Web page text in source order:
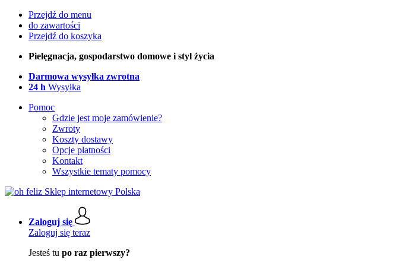
Przejdź do menu
do zawartości
Przejdź do koszyka
Pielęgnacja, gospodarstwo domowe i styl życia
Darmowa wysyłka zwrotna
24 h Wysyłka
Pomoc
Gdzie jest moje zamówienie?
Zwroty
Koszty dostawy
Opcje płatności
Kontakt
Wszystkie tematy pomocy
Zaloguj się
Zaloguj się teraz
Jesteś tu po raz pierwszy?